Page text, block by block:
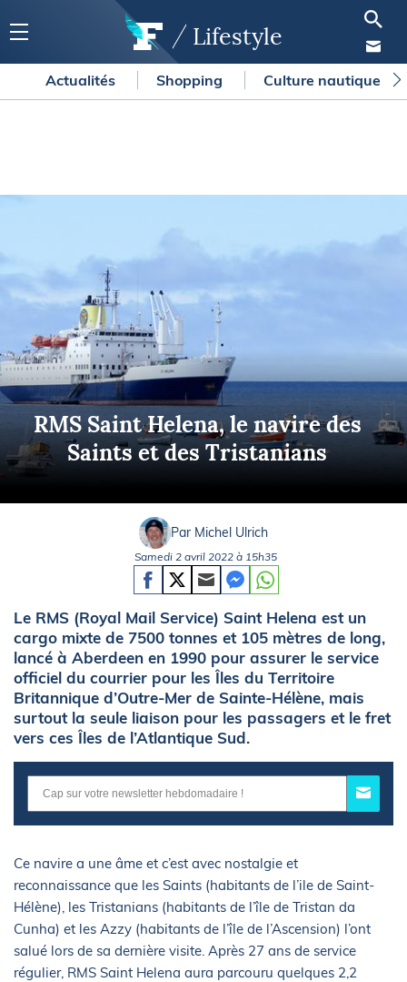
Lifestyle
Actualités Shopping Culture nautique
RMS Saint Helena, le navire des
Saints et des Tristanians
Par Michel Ulrich
Samedi 2 avril 2022 à 15h35
Le RMS (Royal Mail Service) Saint Helena est un
cargo mixte de 7500 tonnes et 105 mètres de long,
lancé à Aberdeen en 1990 pour assurer le service
officiel du courrier pour les Îles du Territoire
Britannique d’Outre-Mer de Sainte-Hélène, mais
surtout la seule liaison pour les passagers et le fret
vers ces Îles de l’Atlantique Sud.
Ce navire a une âme et c’est avec nostalgie et
reconnaissance que les Saints (habitants de l’ile de Saint-
Hélène), les Tristanians (habitants de l’île de Tristan da
Cunha) et les Azzy (habitants de l’île de l’Ascension) l’ont
salué lors de sa dernière visite. Après 27 ans de service
régulier, RMS Saint Helena aura parcouru quelques 2,2